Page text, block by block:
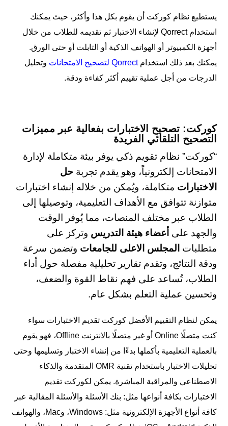
يستطيع نظام كوركت أن يقوم بكل هذا وأكثر، حيث يمكنك
استخدام Qorrect لإنشاء الاختبار ثم تقديمه للطلاب من خلال
أجهزة الكمبيوتر أو الهواتف الذكية أو التابلت أو حتى الورق.
يمكنك بعد ذلك استخدامQorrect لتصحيح الامتحانات
وتحليل
الدرجات من أجل عملية تقييم أكثر كفاءة ودقة.
كوركت: تصحيح الاختبارات بفعالية عبر مميزات
التصحيح التلقائي الفريدة
“كوركت” نظام تقويم ذكي يوفر بيئة متكاملة لإدارة
الامتحانات إلكترونياً، وهو يقدم تجربة حل
الاختبارات متكاملة، ويُمكن من خلاله إنشاء اختبارات
متوازنة تتوافق مع الأهداف التعليمية، وتوصيلها إلى
الطلاب عبر مختلف المنصات، مما يُوفر
الوقت
والجهد على أعضاء هيئة التدريس وتركز على
متطلبات المجلس الاعلى للجامعات وتضمن سرعة
ودقة النتائج، وتقدم تقارير تحليلية مفصلة حول أداء
الطلاب، تُساعد على فهم نقاط القوة والضعف،
وتحسين عملية التعلم بشكل عام.
يمكن لنظام التقييم الأفضل كوركت تقديم الاختبارات سواء
كنت متصلًا Online أو غير متصلًا بالانترنت Offline، فهو يقوم
بالعملية التعليمية بأكملها بدءًا من إنشاء الاختبار وتسليمها وحتى
تحليلات الاختبار باستخدام تقنية OMR المتقدمة والذكاء
الاصطناعي والمراقبة المباشرة. يمكن لكوركت تقديم
الاختبارات بكافة أنواعها مثل: بنك الأسئلة والأسئلة المقالية عبر
كافة أنواع الأجهزة الإلكترونية مثل: Windows، وMac، والهواتف